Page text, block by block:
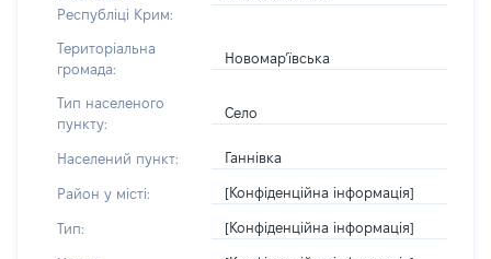
Республіці Крим:
Територіальна
громада:
Новомар’ївська
Тип населеного
пункту:
Село
Населений пункт: Ганнівка
Район у місті: [Конфіденційна інформація]
Тип: [Конфіденційна інформація]